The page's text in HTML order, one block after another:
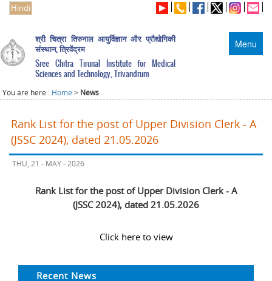
Hindi
Menu
श्री चित्रा तिरुनाल आयुर्विज्ञान और प्रौद्योगिकी
संस्थान, त्रिवेंद्रम
Sree Chitra Tirunal Institute for Medical
Sciences and Technology, Trivandrum
You are here : Home > News
Rank List for the post of Upper Division Clerk - A
(JSSC 2024), dated 21.05.2026
THU, 21 - MAY - 2026
Rank List for the post of Upper Division Clerk - A
(JSSC 2024), dated 21.05.2026
Click here to view
Recent News